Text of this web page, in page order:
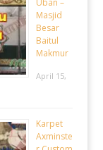
Uban –
Masjid
Besar
Baitul
Makmur
April 15,
Karpet
Axminste